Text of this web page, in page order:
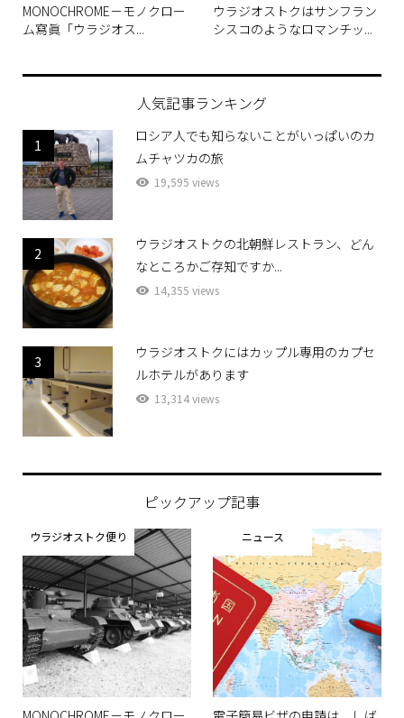
MONOCHROME－モノクロー
ム寫眞「ウラジオス...
ウラジオストクはサンフラン
シスコのようなロマンチッ...
人気記事ランキング
1
ロシア人でも知らないことがいっぱいのカ
ムチャツカの旅
19,595 views
2
ウラジオストクの北朝鮮レストラン、どん
なところかご存知ですか...
14,355 views
3
ウラジオストクにはカップル専用のカプセ
ルホテルがあります
13,314 views
ピックアップ記事
ウラジオストク便り ニュース